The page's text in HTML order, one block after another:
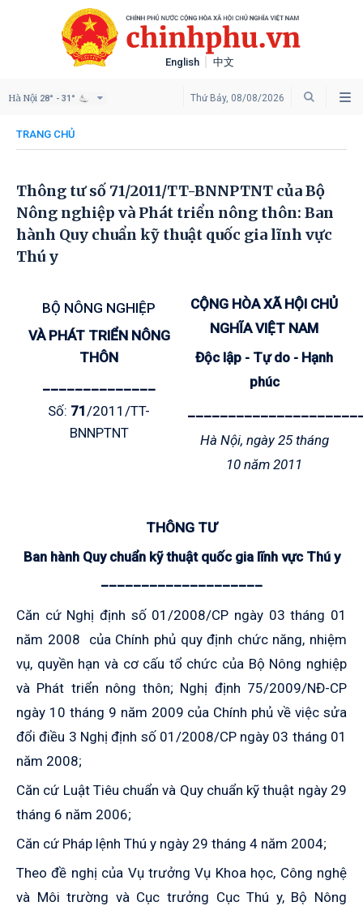
English 中文
Thứ Bảy, 08/08/2026
Hà Nội 28° - 31°
TRANG CHỦ
Thông tư số 71/2011/TT-BNNPTNT của Bộ
Nông nghiệp và Phát triển nông thôn: Ban
hành Quy chuẩn kỹ thuật quốc gia lĩnh vực
Thú y
BỘ NÔNG NGHIỆP
VÀ PHÁT TRIỂN NÔNG
THÔN
______________
Số: 71/2011/TT-
BNNPTNT
CỘNG HÒA XÃ HỘI CHỦ
NGHĨA VIỆT NAM
Độc lập - Tự do - Hạnh
phúc
Hà Nội, ngày 25 tháng
10 năm 2011
THÔNG TƯ
Ban hành Quychuẩn kỹ thuật quốc gia lĩnh vực Thú y
––––––––––––––––––––
Căn cứ Nghị định số 01/2008/CP ngày 03 tháng 01
năm 2008 của Chính phủ quy định chức năng, nhiệm
vụ, quyền hạn và cơ cấu tổ chức của Bộ Nông nghiệp
và Phát triển nông thôn; Nghị định 75/2009/NĐ-CP
ngày 10 tháng 9 năm 2009 của Chính phủ về việc sửa
đổi điều 3 Nghị định số 01/2008/CP ngày 03 tháng 01
năm 2008;
Căn cứ Luật Tiêu chuẩn và Quy chuẩn kỹ thuật ngày 29
tháng 6 năm 2006;
Căn cứ Pháp lệnh Thú y ngày 29 tháng 4 năm 2004;
Theo đề nghị của Vụ trưởng Vụ Khoa học, Công nghệ
và Môi trường và Cục trưởng Cục Thú y, Bộ Nông